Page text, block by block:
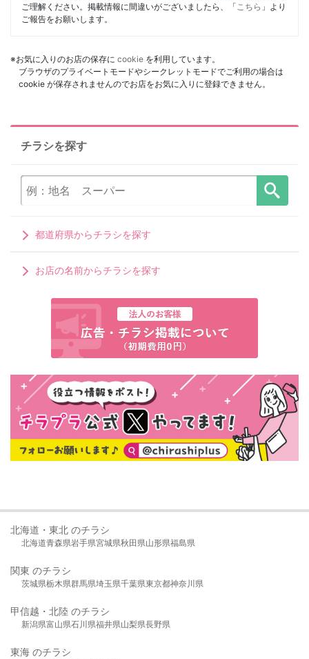
ご理解ください。掲載情報に間違いがございましたら、「 こちら 」より
ご報告をお願いします。
※お気に入りのお店の保存に cookie を利用しています。
ブラウザのプライベートモードやシークレットモードでご利用の場合は
cookie が保存されませんのでお店をお気に入りに登録できません。
チラシを探す
都道府県からチラシを探す
お店の名前からチラシを探す
北海道・東北 のチラシ
北海道青森県岩手県宮城県秋田県山形県福島県
関東 のチラシ
茨城県栃木県群馬県埼玉県千葉県東京都神奈川県
甲信越・北陸 のチラシ
新潟県富山県石川県福井県山梨県長野県
東海 のチラシ